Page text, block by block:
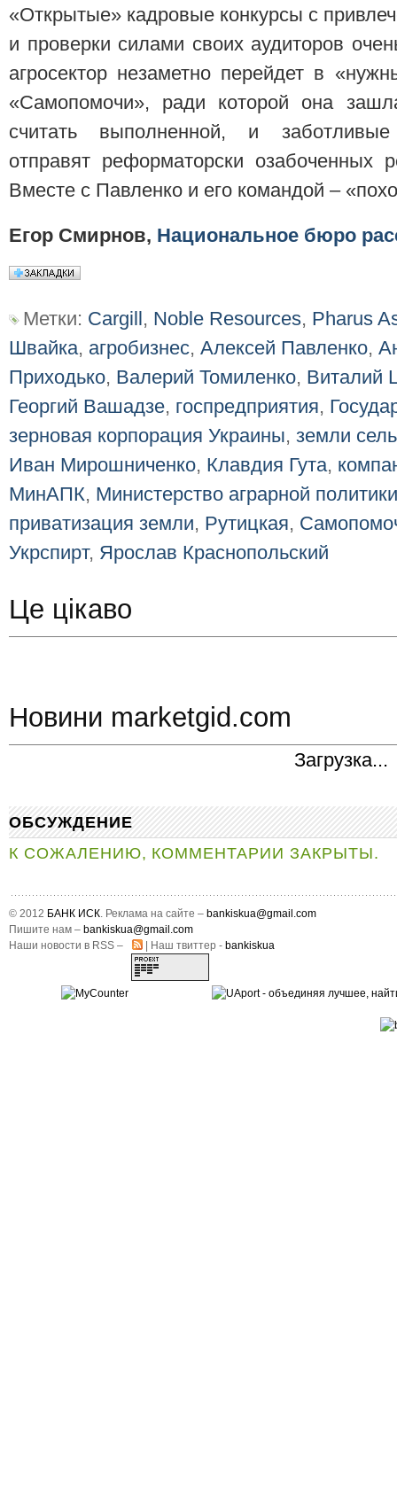
«Открытые» кадровые конкурсы с
и проверки силами своих аудиторов
агросектор незаметно перейдет в
«Самопомочи», ради которой она
считать выполненной, и заботливые
отправят реформаторски озабоченных
Вместе с Павленко и его командой –
Егор Смирнов, Национальное бюро
Метки: Cargill , Noble Resources, Pharus
Швайка, агробизнес, Алексей Павленко,
Приходько, Валерий Томиленко, Виталий
Георгий Вашадзе, госпредприятия,
зерновая корпорация Украины, земли
Иван Мирошниченко, Клавдия Гута,
МинАПК, Министерство аграрной политики
приватизация земли, Рутицкая,
Укрспирт, Ярослав Краснопольский
Це цікаво
Новини marketgid.com
Загрузка...
ОБСУЖДЕНИЕ
К СОЖАЛЕНИЮ, КОММЕНТАРИИ ЗАКРЫТЫ.
© 2012 БАНК ИСК. Реклама на сайте – bankiskua@gmail.com
Пишите нам – bankiskua@gmail.com
Наши новости в RSS –
| Наш твиттер - bankiskua